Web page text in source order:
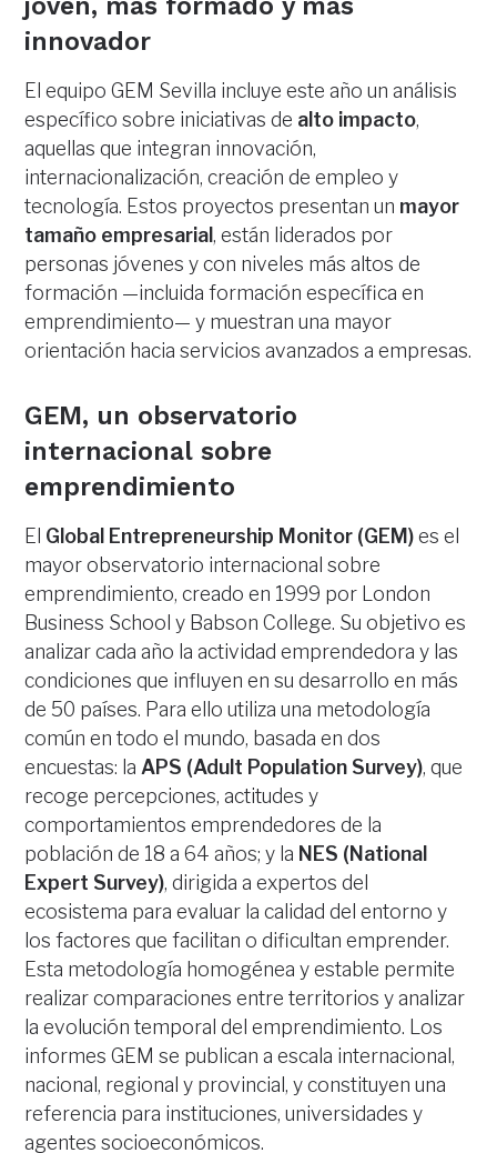
joven, más formado y más
innovador
El equipo GEM Sevilla incluye este año un análisis
específico sobre iniciativas de alto impacto,
aquellas que integran innovación,
internacionalización, creación de empleo y
tecnología. Estos proyectos presentan un mayor
tamaño empresarial, están liderados por
personas jóvenes y con niveles más altos de
formación —incluida formación específica en
emprendimiento— y muestran una mayor
orientación hacia servicios avanzados a empresas.
GEM, un observatorio
internacional sobre
emprendimiento
El Global Entrepreneurship Monitor (GEM)es el
mayor observatorio internacional sobre
emprendimiento, creado en 1999 por London
Business School y Babson College. Su objetivo es
analizar cada año la actividad emprendedora y las
condiciones que influyen en su desarrollo en más
de 50 países. Para ello utiliza una metodología
común en todo el mundo, basada en dos
encuestas: laAPS (Adult Population Survey), que
recoge percepciones, actitudes y
comportamientos emprendedores de la
población de 18 a 64 años; y la NES (National
Expert Survey), dirigida a expertos del
ecosistema para evaluar la calidad del entorno y
los factores que facilitan o dificultan emprender.
Esta metodología homogénea y estable permite
realizar comparaciones entre territorios y analizar
la evolución temporal del emprendimiento. Los
informes GEM se publican a escala internacional,
nacional, regional y provincial, y constituyen una
referencia para instituciones, universidades y
agentes socioeconómicos.